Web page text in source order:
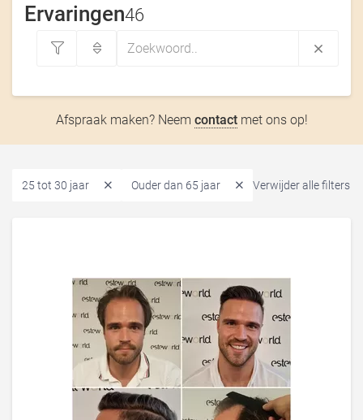
Ervaringen46
Afspraak maken? Neem contactmet ons op!
25 tot 30 jaar Ouder dan 65 jaar Verwijder alle filters